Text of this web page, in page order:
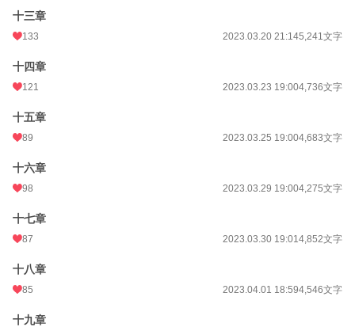
十三章
133 2023.03.20 21:145,241文字
十四章
121 2023.03.23 19:004,736文字
十五章
89 2023.03.25 19:004,683文字
十六章
98 2023.03.29 19:004,275文字
十七章
87 2023.03.30 19:014,852文字
十八章
85 2023.04.01 18:594,546文字
十九章